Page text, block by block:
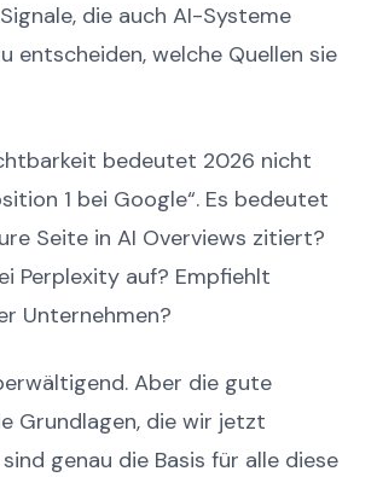
die auch AI-Systeme
entscheiden, welche Quellen sie
bedeutet 2026 nicht
1 bei Google“. Es bedeutet
Seite in AI Overviews zitiert?
Perplexity auf? Empfiehlt
Unternehmen?
Aber die gute
Grundlagen, die wir jetzt
genau die Basis für alle diese